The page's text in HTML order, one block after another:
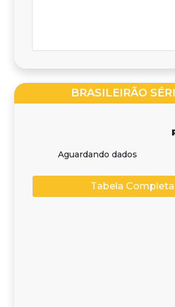
BRASILEIRÃO
Aguardando dados
Tabela Completa